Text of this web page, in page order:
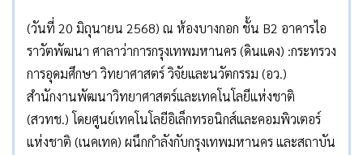
(วันที่ 20 มิถุนายน 2568) ณ ห้องบางกอก ชั้น B2 อาคารไอ
ราวัตพัฒนา ศาลาว่าการกรุงเทพมหานคร (ดินแดง) :กระทรวง
การอุดมศึกษา วิทยาศาสตร์ วิจัยและนวัตกรรม (อว.)
สำนักงานพัฒนาวิทยาศาสตร์และเทคโนโลยีแห่งชาติ
(สวทช.) โดยศูนย์เทคโนโลยีอิเล็กทรอนิกส์และคอมพิวเตอร์
แห่งชาติ (เนคเทค) ผนึกกำลังกับกรุงเทพมหานคร และสถาบัน